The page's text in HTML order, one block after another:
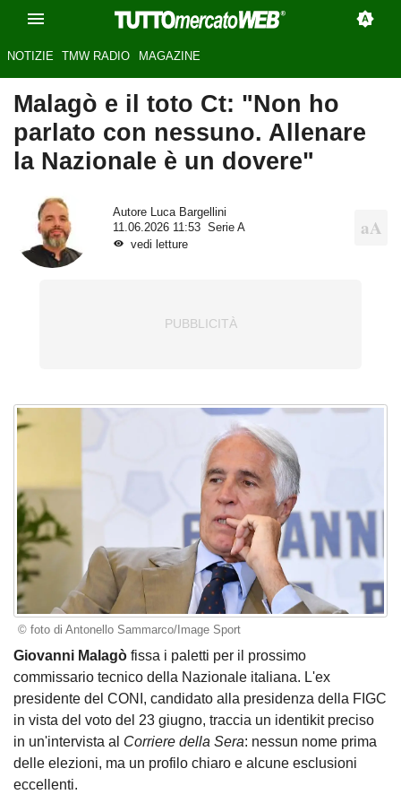
NOTIZIE TMW RADIO MAGAZINE
Malagò e il toto Ct: "Non ho
parlato con nessuno. Allenare
la Nazionale è un dovere"
Autore Luca Bargellini
11.06.2026 11:53
Serie A
vedi letture
© foto di Antonello Sammarco/Image Sport
Giovanni Malagò fissa i paletti per il prossimo
commissario tecnico della Nazionale italiana. L'ex
presidente del CONI, candidato alla presidenza della FIGC
in vista del voto del 23 giugno, traccia un identikit preciso
in un'intervista al Corriere della Sera: nessun nome prima
delle elezioni, ma un profilo chiaro e alcune esclusioni
eccellenti.